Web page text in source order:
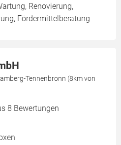
Renovierung,
Fördermittelberatung
Tennenbronn (8km von
8 Bewertungen